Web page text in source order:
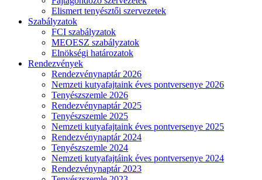
Elismert tenyésztői szervezetek
Szabályzatok
FCI szabályzatok
MEOESZ szabályzatok
Elnökségi határozatok
Rendezvények
Rendezvénynaptár 2026
Nemzeti kutyafajtaink éves pontversenye 2026
Tenyészszemle 2026
Rendezvénynaptár 2025
Tenyészszemle 2025
Nemzeti kutyafajtaink éves pontversenye 2025
Rendezvénynaptár 2024
Tenyészszemle 2024
Nemzeti kutyafajtáink éves pontversenye 2024
Rendezvénynaptár 2023